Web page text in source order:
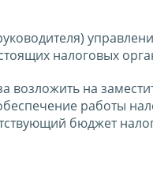
налоговых
возложить на
работы
бюджет